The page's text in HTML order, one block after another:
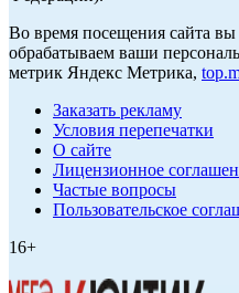
Во время посещения сайта вы
обрабатываем ваши
метрик Яндекс Метрика,
Заказать рекламу
Условия перепечатки
О сайте
Лицензионное
Частые вопросы
Пользовательское
16+